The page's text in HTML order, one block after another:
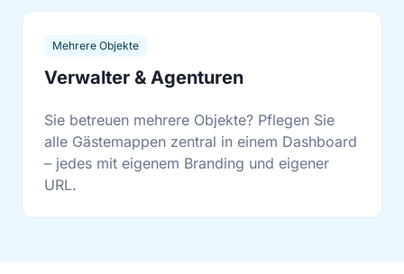
Mehrere Objekte
Verwalter & Agenturen
Sie betreuen mehrere Objekte? Pflegen Sie
alle Gästemappen zentral in einem Dashboard
– jedes mit eigenem Branding und eigener
URL.